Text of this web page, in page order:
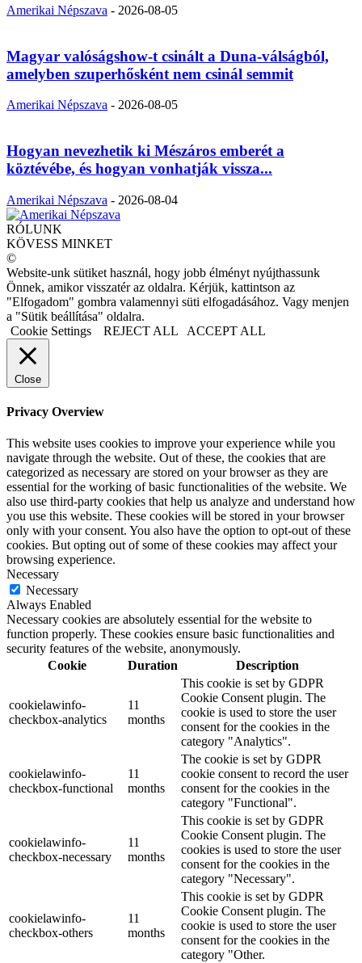
Amerikai Népszava - 2026-08-05
Magyar valóságshow-t csinált a Duna-válságból,
amelyben szuperhősként nem csinál semmit
Amerikai Népszava - 2026-08-05
Hogyan nevezhetik ki Mészáros emberét a
köztévébe, és hogyan vonhatják vissza...
Amerikai Népszava - 2026-08-04
RÓLUNK
KÖVESS MINKET
©
Website-unk sütiket használ, hogy jobb élményt nyújthassunk
Önnek, amikor visszatér az oldalra. Kérjük, kattintson az
"Elfogadom" gombra valamennyi süti elfogadásához. Vagy menjen
a "Sütik beállítása" oldalra.
Cookie Settings
REJECT ALL ACCEPT ALL
Close
Privacy Overview
This website uses cookies to improve your experience while you
navigate through the website. Out of these, the cookies that are
categorized as necessary are stored on your browser as they are
essential for the working of basic functionalities of the website. We
also use third-party cookies that help us analyze and understand how
you use this website. These cookies will be stored in your browser
only with your consent. You also have the option to opt-out of these
cookies. But opting out of some of these cookies may affect your
browsing experience.
Necessary
Necessary
Always Enabled
Necessary cookies are absolutely essential for the website to
function properly. These cookies ensure basic functionalities and
security features of the website, anonymously.
Cookie
Duration Description
cookielawinfo-
checkbox-analytics
11
months
This cookie is set by GDPR
Cookie Consent plugin. The
cookie is used to store the user
consent for the cookies in the
category "Analytics".
cookielawinfo-
checkbox-functional
11
months
The cookie is set by GDPR
cookie consent to record the user
consent for the cookies in the
category "Functional".
cookielawinfo-
checkbox-necessary
11
months
This cookie is set by GDPR
Cookie Consent plugin. The
cookies is used to store the user
consent for the cookies in the
category "Necessary".
cookielawinfo-
checkbox-others
11
months
This cookie is set by GDPR
Cookie Consent plugin. The
cookie is used to store the user
consent for the cookies in the
category "Other.